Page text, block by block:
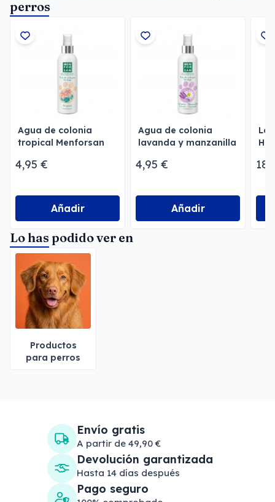
perros
Agua de colonia
tropical Menforsan
4,95 €
Añadir
Agua de colonia
lavanda y manzanilla
4,95 €
Añadir
Lo has podido ver en
Productos
para perros
Envío gratis
A partir de 49,90 €
Devolución garantizada
Hasta 14 días después
Pago seguro